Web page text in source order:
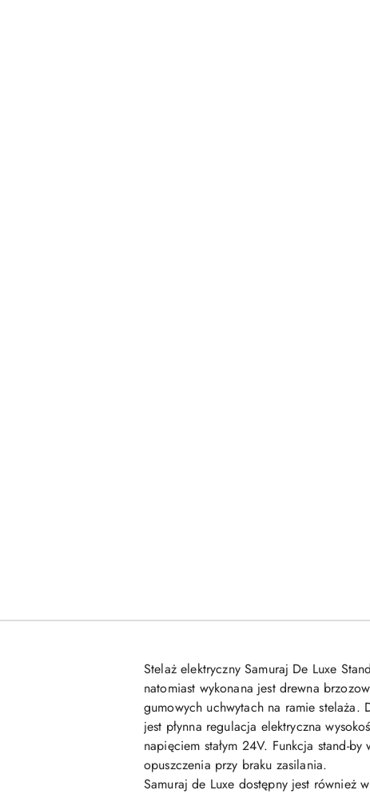
Stelaż elektryczny Samuraj De Luxe
natomiast wykonana jest drewna
gumowych uchwytach na ramie stelaża.
jest płynna regulacja elektryczna
napięciem stałym 24V. Funkcja stand-
opuszczenia przy braku zasilania.
Samuraj de Luxe dostępny jest również